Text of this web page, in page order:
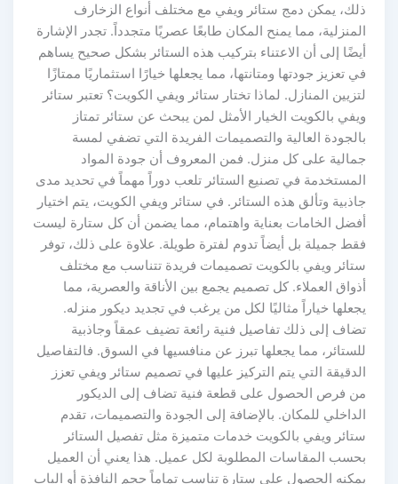
ذلك، يمكن دمج ستائر ويفي مع مختلف أنواع الزخارف
المنزلية، مما يمنح المكان طابعًا عصريًا متجدداً. تجدر الإشارة
أيضًا إلى أن الاعتناء بتركيب هذه الستائر بشكل صحيح يساهم
في تعزيز جودتها ومتانتها، مما يجعلها خيارًا استثماريًا ممتازًا
لتزيين المنازل. لماذا تختار ستائر ويفي الكويت؟ تعتبر ستائر
ويفي بالكويت الخيار الأمثل لمن يبحث عن ستائر تمتاز
بالجودة العالية والتصميمات الفريدة التي تضفي لمسة
جمالية على كل منزل. فمن المعروف أن جودة المواد
المستخدمة في تصنيع الستائر تلعب دوراً مهماً في تحديد مدى
جاذبية وتألق هذه الستائر. في ستائر ويفي الكويت، يتم اختيار
أفضل الخامات بعناية واهتمام، مما يضمن أن كل ستارة ليست
فقط جميلة بل أيضاً تدوم لفترة طويلة. علاوة على ذلك، توفر
ستائر ويفي بالكويت تصميمات فريدة تتناسب مع مختلف
أذواق العملاء. كل تصميم يجمع بين الأناقة والعصرية، مما
يجعلها خياراً مثاليًا لكل من يرغب في تجديد ديكور منزله.
تضاف إلى ذلك تفاصيل فنية رائعة تضيف عمقاً وجاذبية
للستائر، مما يجعلها تبرز عن منافسيها في السوق. فالتفاصيل
الدقيقة التي يتم التركيز عليها في تصميم ستائر ويفي تعزز
من فرص الحصول على قطعة فنية تضاف إلى الديكور
الداخلي للمكان. بالإضافة إلى الجودة والتصميمات، تقدم
ستائر ويفي بالكويت خدمات متميزة مثل تفصيل الستائر
بحسب المقاسات المطلوبة لكل عميل. هذا يعني أن العميل
يمكنه الحصول على ستارة تناسب تماماً حجم النافذة أو الباب